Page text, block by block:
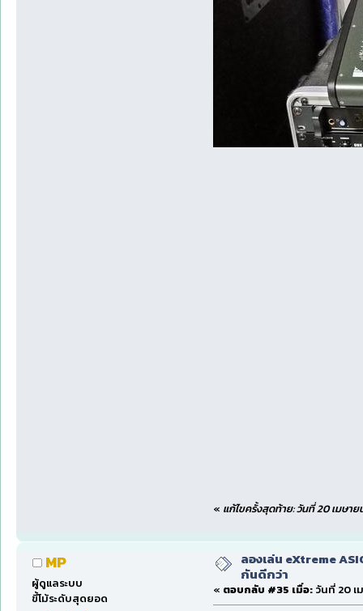
« แก้ไขครั้งสุดท้าย: วันที่ 20 เมษา
MP
ผู้ดูแลระบบ
ขี้โม้ระดับสุดยอด
ลองเล่น eXtreme
กันดีกว่า
« ตอบกลับ #35 เมื่อ: วันที่ 20 เ